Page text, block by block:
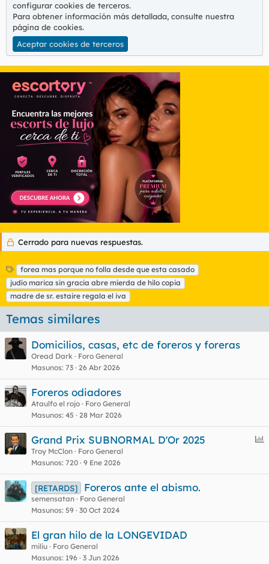
configurar cookies de terceros.
Para obtener información más detallada, consulte nuestra
página de cookies.
Aceptar cookies de terceros
Cerrado para nuevas respuestas.
E
t
i
q
e
t
a
forea mas porque no folla desde que esta casado
judío marica sin gracia abre mierda de hilo copia
madre de sr. estaire regala el iva
Temas similares
Domicilios, casas, etc de foreros y foreras
Oread Dark
Foro General
Masunos 73 26 Abr 2026
Foreros odiadores
Ataulfo el rojo
Foro General
Masunos 45 28 Mar 2026
E
u
Grand Prix SUBNORMAL D'Or 2025
Troy McClon
Foro General
Masunos 720 9 Ene 2026
[RETARDS] Foreros ante el abismo.
semensatan
Foro General
Masunos 59 30 Oct 2024
El gran hilo de la LONGEVIDAD
miliu
Foro General
Masunos 196 3 Jun 2026